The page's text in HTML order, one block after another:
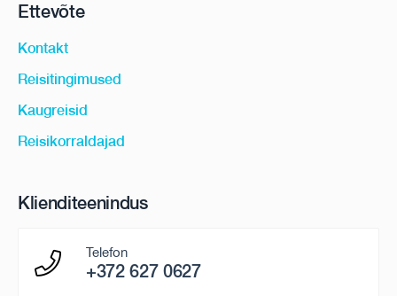
Ettevõte
Kontakt
Reisitingimused
Kaugreisid
Reisikorraldajad
Klienditeenindus
Telefon
+372 627 0627